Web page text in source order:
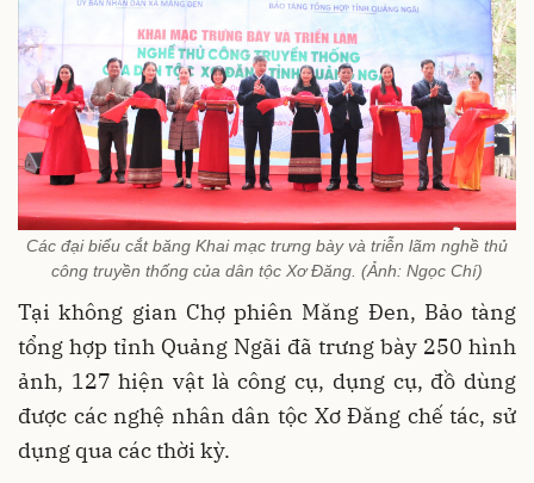
Các đại biểu cắt băng Khai mạc trưng bày và triễn lãm nghề thủ
công truyền thống của dân tộc Xơ Đăng. (Ảnh: Ngọc Chí)
Tại không gian Chợ phiên Măng Đen, Bảo tàng
tổng hợp tỉnh Quảng Ngãi đã trưng bày 250 hình
ảnh, 127 hiện vật là công cụ, dụng cụ, đồ dùng
được các nghệ nhân dân tộc Xơ Đăng chế tác, sử
dụng qua các thời kỳ.